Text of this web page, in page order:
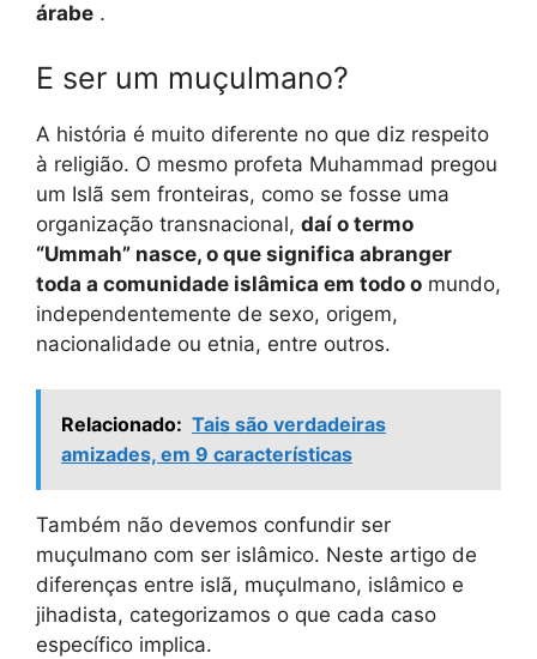
árabe .
E ser um muçulmano?
A história é muito diferente no que diz respeito
à religião. O mesmo profeta Muhammad pregou
um Islã sem fronteiras, como se fosse uma
organização transnacional, daí o termo
“Ummah” nasce, o que significa abranger
toda a comunidade islâmica em todo o mundo,
independentemente de sexo, origem,
nacionalidade ou etnia, entre outros.
Relacionado: Tais são verdadeiras
amizades, em 9 características
Também não devemos confundir ser
muçulmano com ser islâmico. Neste artigo de
diferenças entre islã, muçulmano, islâmico e
jihadista, categorizamos o que cada caso
específico implica.